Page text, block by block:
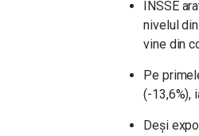
INSSE
nivelul
vine din
Pe
(-13,6%),
Deși